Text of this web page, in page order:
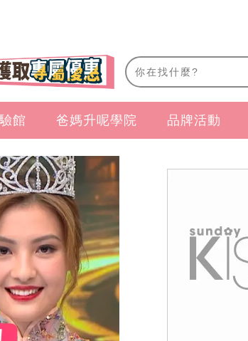
館 爸媽升呢學院 品牌活動